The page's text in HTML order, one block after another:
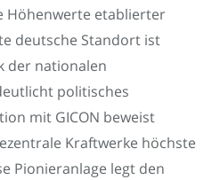
Höhenwerte etablierter
deutsche Standort ist
der nationalen
politisches
mit GICON beweist
Kraftwerke höchste
Pionieranlage legt den